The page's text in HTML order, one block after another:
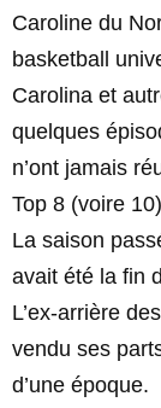
Caroline du
basketball
Carolina et
quelques
n’ont jamais
Top 8 (voire
La saison
avait été la fin
L’ex-arrière
vendu ses
d’une époque.